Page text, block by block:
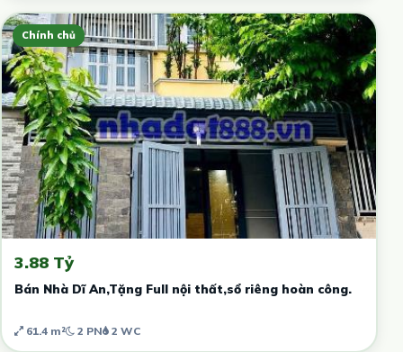
Chính chủ
3.88 Tỷ
Bán Nhà Dĩ An,Tặng Full nội thất,sổ riêng hoàn công.
61.4 m² 2 PN 2 WC